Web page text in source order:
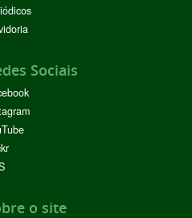
Sociais
o site